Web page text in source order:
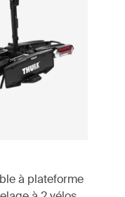
à plateforme